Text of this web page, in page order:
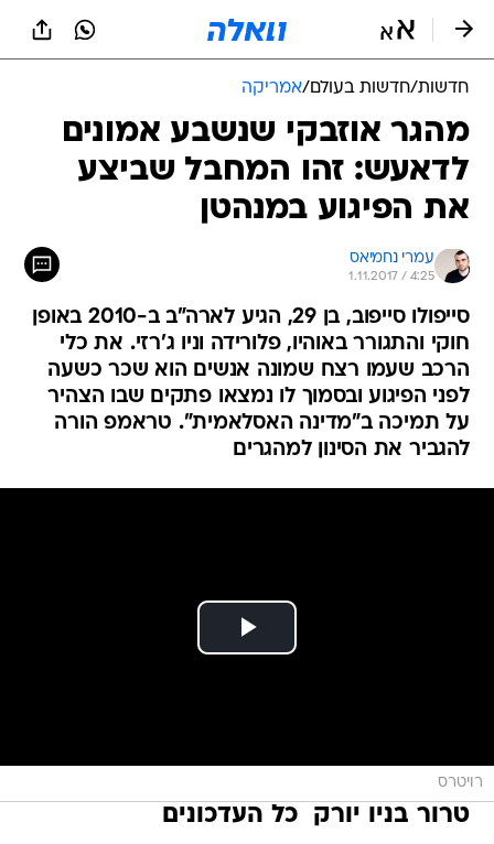
חדשות/חדשות בעולם/אמריקה
מהגר אוזבקי שנשבע אמונים
לדאעש: זהו המחבל שביצע
את הפיגוע במנהטן
עמרי נחמיאס
1.11.2017 / 4:25
סייפולו סייפוב, בן 29, הגיע לארה"ב ב-2010 באופן
חוקי והתגורר באוהיו, פלורידה וניו ג'רזי. את כלי
הרכב שעמו רצח שמונה אנשים הוא שכר כשעה
לפני הפיגוע ובסמוך לו נמצאו פתקים שבו הצהיר
על תמיכה ב"מדינה האסלאמית". טראמפ הורה
להגביר את הסינון למהגרים
רויטרס
טרור בניו יורק  כל העדכונים